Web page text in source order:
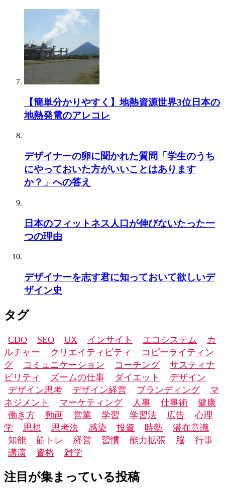
【簡単分かりやすく】地熱資源世界3位日本の
地熱発電のアレコレ
デザイナーの卵に聞かれた質問「学生のうち
にやっておいた方がいいことはあります
か？」への答え
日本のフィットネス人口が伸びないたった一
つの理由
デザイナーを志す君に知っておいて欲しいデ
ザイン史
タグ
CDO SEO UX インサイト エコシステム
カ
ルチャー
クリエイティビティ
コピーライティン
グ
コミュニケーション コーチング
サスティナ
ビリティ
ズームの仕事 ダイエット
デザイン
デザイン思考
デザイン経営 ブランディング
マ
ネジメント
マーケティング 人事 仕事術
健康
働き方
動画 営業 学習 学習法 広告
心理
学
思想 思考法 感染 投資 時勢
潜在意識
知能
筋トレ 経営 習慣 能力拡張 脳
行事
講演
資格 雑学
注目が集まっている投稿